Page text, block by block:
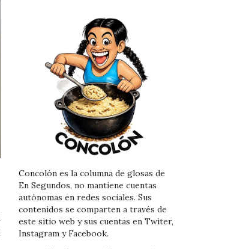
Concolón es la columna de glosas de
En Segundos, no mantiene cuentas
autónomas en redes sociales. Sus
contenidos se comparten a través de
este sitio web y sus cuentas en Twiter,
Instagram y Facebook.